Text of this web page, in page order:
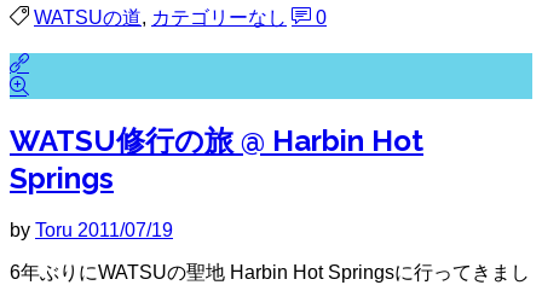
WATSUの道, カテゴリーなし 0
WATSU修行の旅 @ Harbin Hot
Springs
by Toru 2011/07/19
6年ぶりにWATSUの聖地 Harbin Hot Springsに行ってきまし